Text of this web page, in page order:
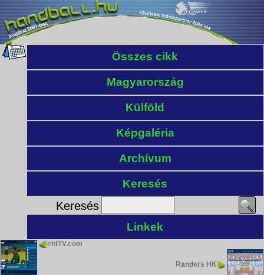
Összes cikk
Magyarország
Külföld
Képgaléria
Archívum
Keresés
Keresés
Linkek
ehfTV.com
Randers HK